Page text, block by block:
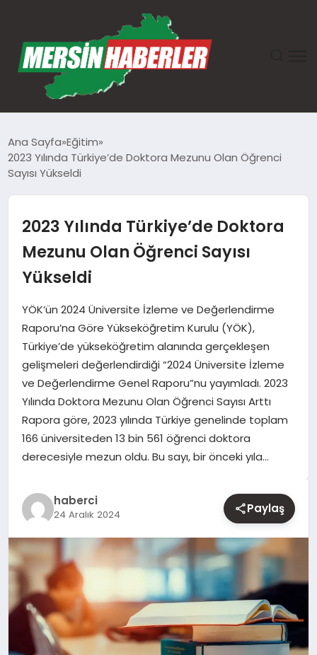
GÜNDEM
TEKNOLOJI
SPOR
YAŞAM
EĞITIM
Ana Sayfa Eğitim
2023 Yılında Türkiye’de Doktora Mezunu Olan Öğrenci
Sayısı Yükseldi
2023 Yılında Türkiye’de Doktora
Mezunu Olan Öğrenci Sayısı
Yükseldi
YÖK’ün 2024 Üniversite İzleme ve Değerlendirme
Raporu’na Göre Yükseköğretim Kurulu (YÖK),
Türkiye’de yükseköğretim alanında gerçekleşen
gelişmeleri değerlendirdiği “2024 Üniversite İzleme
ve Değerlendirme Genel Raporu”nu yayımladı. 2023
Yılında Doktora Mezunu Olan Öğrenci Sayısı Arttı
Rapora göre, 2023 yılında Türkiye genelinde toplam
166 üniversiteden 13 bin 561 öğrenci doktora
derecesiyle mezun oldu. Bu sayı, bir önceki yıla…
haberci
24 Aralık 2024 Paylaş